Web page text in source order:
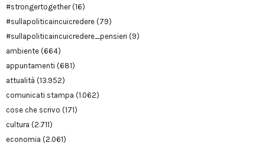
#strongertogether(16)
#sullapoliticaincuicredere (79)
#sullapoliticaincuicredere_pensieri (9)
ambiente (664)
appuntamenti (681)
attualità (13.952)
comunicati stampa (1.062)
cose che scrivo (171)
cultura (2.711)
economia (2.061)